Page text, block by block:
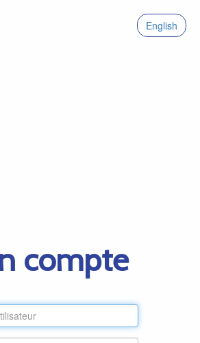
English
compte